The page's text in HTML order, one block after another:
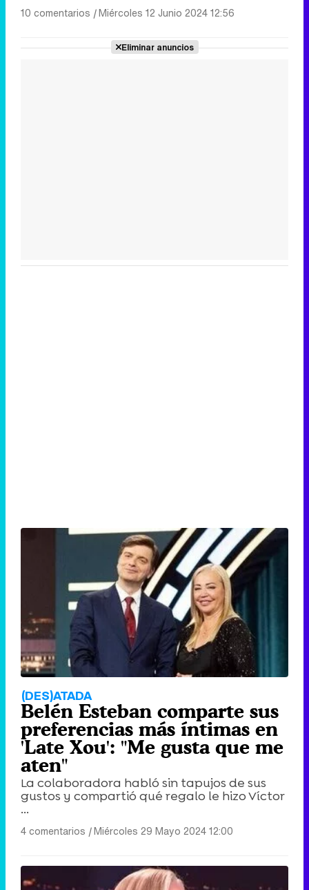
10 comentarios |Miércoles 12 Junio 2024 12:56
Eliminar anuncios
(DES)ATADA
Belén Esteban comparte sus
preferencias más íntimas en
'Late Xou': "Me gusta que me
aten"
La colaboradora habló sin tapujos de sus
gustos y compartió qué regalo le hizo Víctor
...
4 comentarios |Miércoles 29 Mayo 2024 12:00